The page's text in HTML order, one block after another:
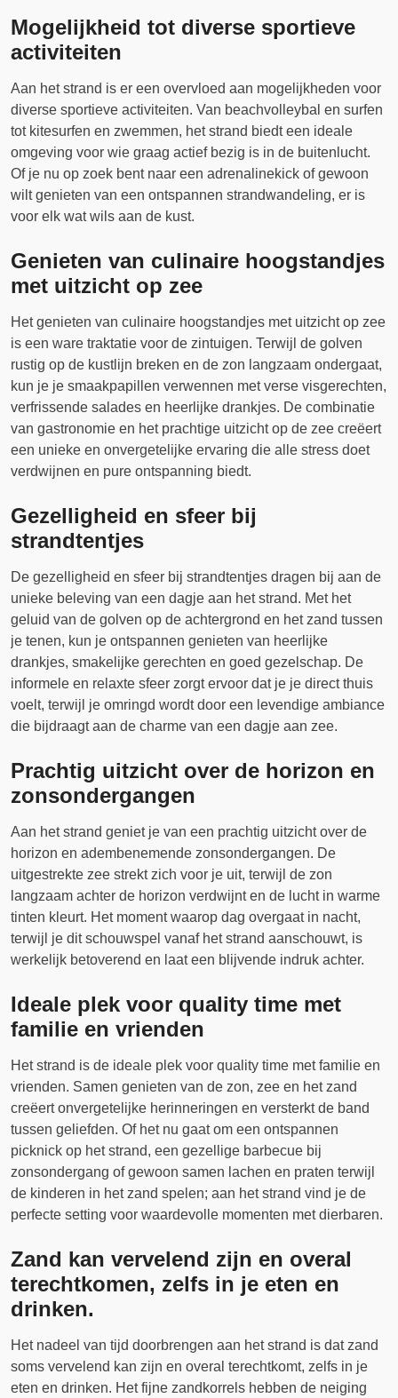
Mogelijkheid tot diverse sportieve
activiteiten
Aan het strand is er een overvloed aan mogelijkheden voor
diverse sportieve activiteiten. Van beachvolleybal en surfen
tot kitesurfen en zwemmen, het strand biedt een ideale
omgeving voor wie graag actief bezig is in de buitenlucht.
Of je nu op zoek bent naar een adrenalinekick of gewoon
wilt genieten van een ontspannen strandwandeling, er is
voor elk wat wils aan de kust.
Genieten van culinaire hoogstandjes
met uitzicht op zee
Het genieten van culinaire hoogstandjes met uitzicht op zee
is een ware traktatie voor de zintuigen. Terwijl de golven
rustig op de kustlijn breken en de zon langzaam ondergaat,
kun je je smaakpapillen verwennen met verse visgerechten,
verfrissende salades en heerlijke drankjes. De combinatie
van gastronomie en het prachtige uitzicht op de zee creëert
een unieke en onvergetelijke ervaring die alle stress doet
verdwijnen en pure ontspanning biedt.
Gezelligheid en sfeer bij
strandtentjes
De gezelligheid en sfeer bij strandtentjes dragen bij aan de
unieke beleving van een dagje aan het strand. Met het
geluid van de golven op de achtergrond en het zand tussen
je tenen, kun je ontspannen genieten van heerlijke
drankjes, smakelijke gerechten en goed gezelschap. De
informele en relaxte sfeer zorgt ervoor dat je je direct thuis
voelt, terwijl je omringd wordt door een levendige ambiance
die bijdraagt aan de charme van een dagje aan zee.
Prachtig uitzicht over de horizon en
zonsondergangen
Aan het strand geniet je van een prachtig uitzicht over de
horizon en adembenemende zonsondergangen. De
uitgestrekte zee strekt zich voor je uit, terwijl de zon
langzaam achter de horizon verdwijnt en de lucht in warme
tinten kleurt. Het moment waarop dag overgaat in nacht,
terwijl je dit schouwspel vanaf het strand aanschouwt, is
werkelijk betoverend en laat een blijvende indruk achter.
Ideale plek voor quality time met
familie en vrienden
Het strand is de ideale plek voor quality time met familie en
vrienden. Samen genieten van de zon, zee en het zand
creëert onvergetelijke herinneringen en versterkt de band
tussen geliefden. Of het nu gaat om een ontspannen
picknick op het strand, een gezellige barbecue bij
zonsondergang of gewoon samen lachen en praten terwijl
de kinderen in het zand spelen; aan het strand vind je de
perfecte setting voor waardevolle momenten met dierbaren.
Zand kan vervelend zijn en overal
terechtkomen, zelfs in je eten en
drinken.
Het nadeel van tijd doorbrengen aan het strand is dat zand
soms vervelend kan zijn en overal terechtkomt, zelfs in je
eten en drinken. Het fijne zandkorrels hebben de neiging